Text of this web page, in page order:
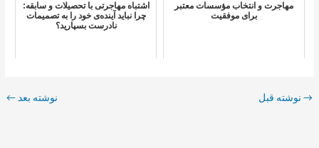
مهاجرت و انتخاب مؤسسات معتبر
برای موفقیت
اشتباه مهاجرتی با تحصیلات و سابقه:
چرا نباید آینده‌ی خود را به تصمیمات
نادرست بسپارید؟
→ نوشته قبل نوشته بعد ←